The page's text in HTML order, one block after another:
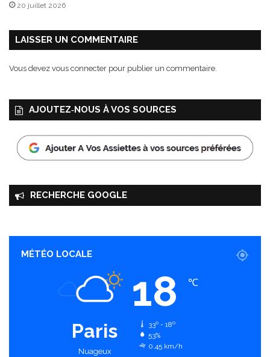
l
d
G
é
20 juillet 2026
LAISSER UN COMMENTAIRE
Vous devez vous connecter pour publier un commentaire.
AJOUTEZ‑NOUS À VOS SOURCES
RECHERCHE GOOGLE
MÉTÉO LOCALE
Paris
Nuageux
18 ℃
33º - 18º
53%
0.45 km/h